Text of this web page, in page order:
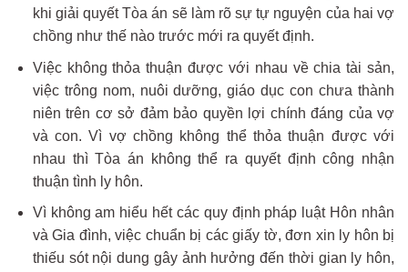
khi giải quyết Tòa án sẽ làm rõ sự tự nguyện của hai vợ
chồng như thế nào trước mới ra quyết định.
Việc không thỏa thuận được với nhau về chia tài sản,
việc trông nom, nuôi dưỡng, giáo dục con chưa thành
niên trên cơ sở đảm bảo quyền lợi chính đáng của vợ
và con. Vì vợ chồng không thể thỏa thuận được với
nhau thì Tòa án không thể ra quyết định công nhận
thuận tình ly hôn.
Vì không am hiểu hết các quy định pháp luật Hôn nhân
và Gia đình, việc chuẩn bị các giấy tờ, đơn xin ly hôn bị
thiếu sót nội dung gây ảnh hưởng đến thời gian ly hôn,